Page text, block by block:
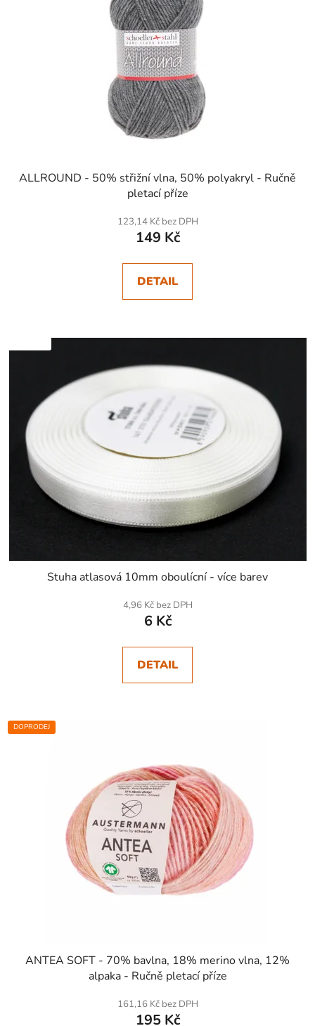
ALLROUND - 50% střižní vlna, 50% polyakryl - Ručně
pletací příze
123,14 Kč bez DPH
149 Kč
DETAIL
Stuha atlasová 10mm oboulícní - více barev
4,96 Kč bez DPH
6 Kč
DETAIL
DOPRODEJ
ANTEA SOFT - 70% bavlna, 18% merino vlna, 12%
alpaka - Ručně pletací příze
161,16 Kč bez DPH
195 Kč